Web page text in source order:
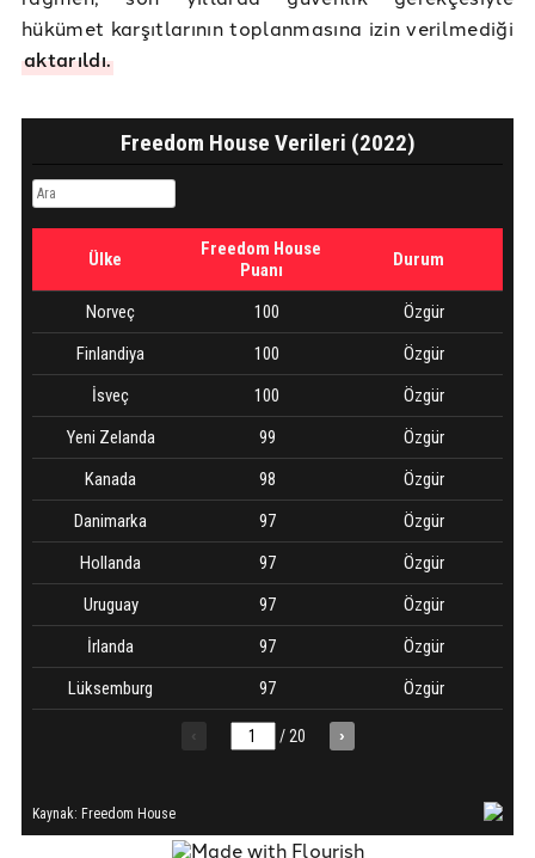
hükümet karşıtlarının toplanmasına izin verilmediği
aktarıldı.